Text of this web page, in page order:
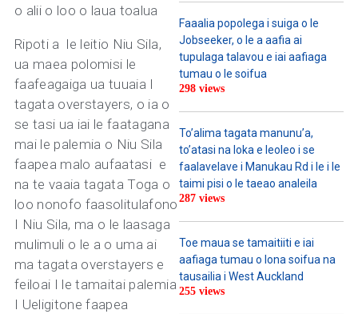
o alii o loo o laua toalua
Ripoti a le leitio Niu Sila,
ua maea polomisi le
faafeagaiga ua tuuaia I
tagata overstayers, o ia o
se tasi ua iai le faatagana
mai le palemia o Niu Sila
faapea malo aufaatasi e
na te vaaia tagata Toga o
loo nonofo faasolitulafono
I Niu Sila, ma o le laasaga
mulimuli o le a o uma ai
ma tagata overstayers e
feiloai I le tamaitai palemia
I Ueligitone faapea
Faaalia popolega i suiga o le
Jobseeker, o le a aafia ai
tupulaga talavou e iai aafiaga
tumau o le soifua
298 views
To’alima tagata manunu’a,
to’atasi na loka e leoleo i se
faalavelave i Manukau Rd i le i le
taimi pisi o le taeao analeila
287 views
Toe maua se tamaitiiti e iai
aafiaga tumau o lona soifua na
tausailia i West Auckland
255 views